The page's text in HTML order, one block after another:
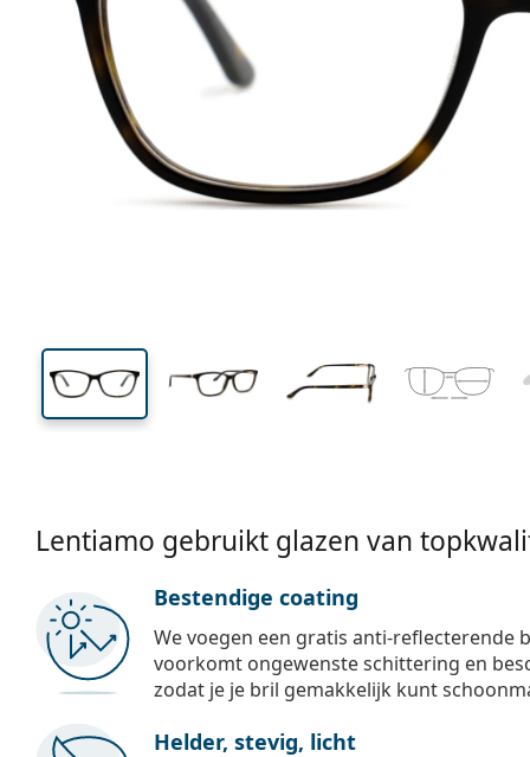
37 mm
Glashoogte Glasbreedte
Lentiamo gebruikt glazen van
Bestendige coating
We voegen een gratis anti-reflecterende
voorkomt ongewenste schittering en
zodat je je bril gemakkelijk kunt
Helder, stevig, licht